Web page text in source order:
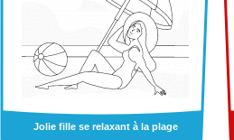
Jolie fille se relaxant à la plage